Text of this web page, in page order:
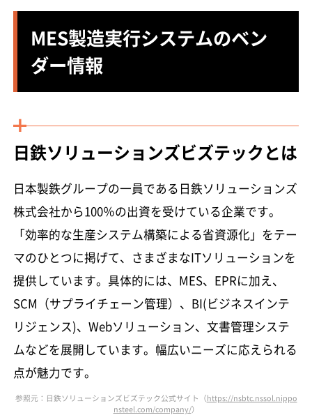
MES製造実行システムのベン
ダー情報
日鉄ソリューションズビズテックとは
日本製鉄グループの一員である日鉄ソリューションズ
株式会社から100％の出資を受けている企業です。
「効率的な生産システム構築による省資源化」をテー
マのひとつに掲げて、さまざまなITソリューションを
提供しています。具体的には、MES、EPRに加え、
SCM（サプライチェーン管理）、BI(ビジネスインテ
リジェンス)、Webソリューション、文書管理システ
ムなどを展開しています。幅広いニーズに応えられる
点が魅力です。
参照元：日鉄ソリューションズビズテック公式サイト（https://nsbtc.nssol.nippo
nsteel.com/company/）